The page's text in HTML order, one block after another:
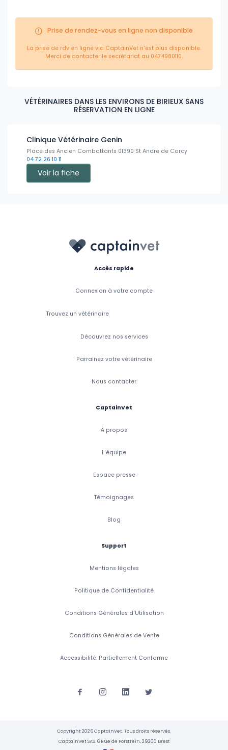
Prise de rendez-vous en ligne non disponible
La prise de rdv en ligne via CaptainVet n'est plus disponible.
Merci de contacter le secrétariat au 0474980110.
VÉTÉRINAIRES DANS LES ENVIRONS DE BIRIEUX SANS
RÉSERVATION EN LIGNE
Clinique Vétérinaire Genin
Place des Ancien Combattants 01390 St Andre de Corcy
04 72 26 10 11
Voir la fiche
Accès rapide
Connexion à votre compte
Trouvez un vétérinaire
Découvrez nos services
Parrainez votre vétérinaire
Nous contacter
CaptainVet
À propos
L'équipe
Espace presse
Témoignages
Blog
Support
Mentions légales
Politique de Confidentialité
Conditions Générales d'Utilisation
Conditions Générales de Vente
Accessibilité: Partiellement Conforme
Copyright 2026 CaptainVet. Tous droits réservés.
CaptainVet SAS, 6 Rue de Porstrein, 29200 Brest